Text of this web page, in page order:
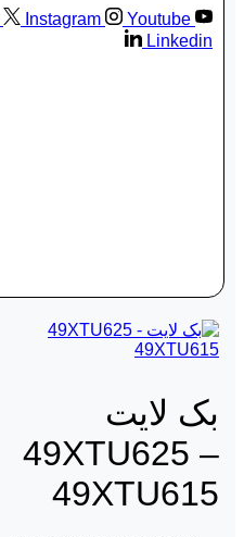
Instagram
Youtube
Linkedin
بک لايت
49XTU625 –
49XTU615